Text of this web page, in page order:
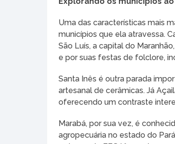
Uma das características mais
municípios que ela atravessa.
São Luís, a capital do
e por suas festas de folclore,
Santa Inês é outra parada
artesanal de cerâmicas. Já
oferecendo um contraste
Marabá, por sua vez, é
agropecuária no estado do